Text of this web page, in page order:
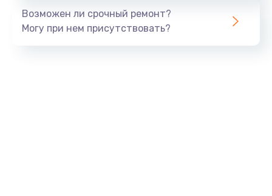
Возможен ли срочный ремонт?
Могу при нем присутствовать?